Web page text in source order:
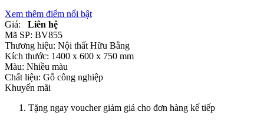
Xem thêm điểm nổi bật
Giá:
Liên hệ
Mã SP: BV855
Thương hiệu: Nội thất Hữu Bằng
Kích thước: 1400 x 600 x 750 mm
Màu: Nhiều màu
Chất liệu: Gỗ công nghiệp
Khuyến mãi
Tặng ngay voucher giảm giá cho đơn hàng kế tiếp